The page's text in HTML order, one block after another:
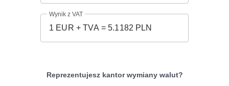
Wynik z VAT
Reprezentujesz kantor wymiany walut?